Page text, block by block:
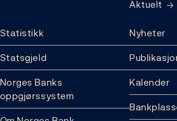
Statistikk
Statsgjeld
Norges Banks
oppgjørssystem
Aktuelt
Nyheter
Kalender